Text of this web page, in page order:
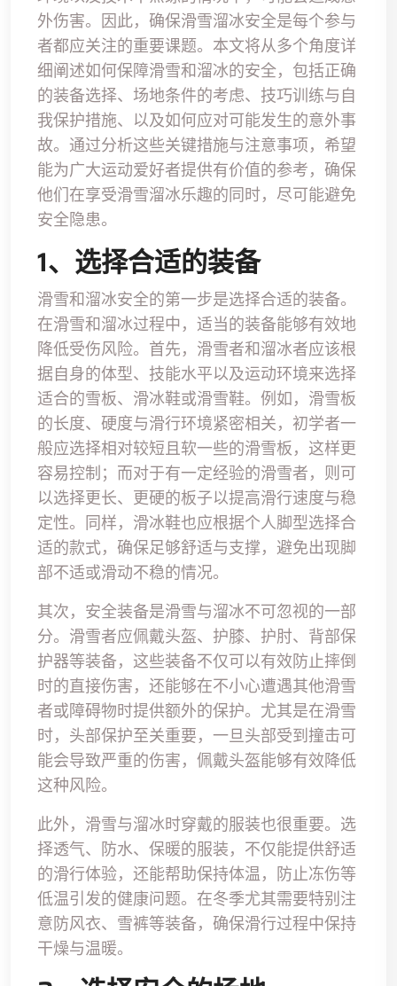
外伤害。因此，确保滑雪溜冰安全是每个参与
者都应关注的重要课题。本文将从多个角度详
细阐述如何保障滑雪和溜冰的安全，包括正确
的装备选择、场地条件的考虑、技巧训练与自
我保护措施、以及如何应对可能发生的意外事
故。通过分析这些关键措施与注意事项，希望
能为广大运动爱好者提供有价值的参考，确保
他们在享受滑雪溜冰乐趣的同时，尽可能避免
安全隐患。
1、选择合适的装备
滑雪和溜冰安全的第一步是选择合适的装备。
在滑雪和溜冰过程中，适当的装备能够有效地
降低受伤风险。首先，滑雪者和溜冰者应该根
据自身的体型、技能水平以及运动环境来选择
适合的雪板、滑冰鞋或滑雪鞋。例如，滑雪板
的长度、硬度与滑行环境紧密相关，初学者一
般应选择相对较短且软一些的滑雪板，这样更
容易控制；而对于有一定经验的滑雪者，则可
以选择更长、更硬的板子以提高滑行速度与稳
定性。同样，滑冰鞋也应根据个人脚型选择合
适的款式，确保足够舒适与支撑，避免出现脚
部不适或滑动不稳的情况。
其次，安全装备是滑雪与溜冰不可忽视的一部
分。滑雪者应佩戴头盔、护膝、护肘、背部保
护器等装备，这些装备不仅可以有效防止摔倒
时的直接伤害，还能够在不小心遭遇其他滑雪
者或障碍物时提供额外的保护。尤其是在滑雪
时，头部保护至关重要，一旦头部受到撞击可
能会导致严重的伤害，佩戴头盔能够有效降低
这种风险。
此外，滑雪与溜冰时穿戴的服装也很重要。选
择透气、防水、保暖的服装，不仅能提供舒适
的滑行体验，还能帮助保持体温，防止冻伤等
低温引发的健康问题。在冬季尤其需要特别注
意防风衣、雪裤等装备，确保滑行过程中保持
干燥与温暖。